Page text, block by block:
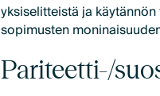
yksiselitteistä ja
sopimusten
Pariteetti-/